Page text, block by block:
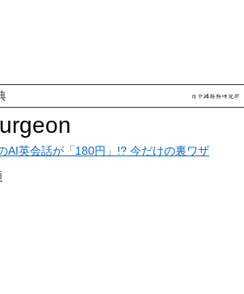
AI英会話が「180円」!? 今だけの裏ワザ